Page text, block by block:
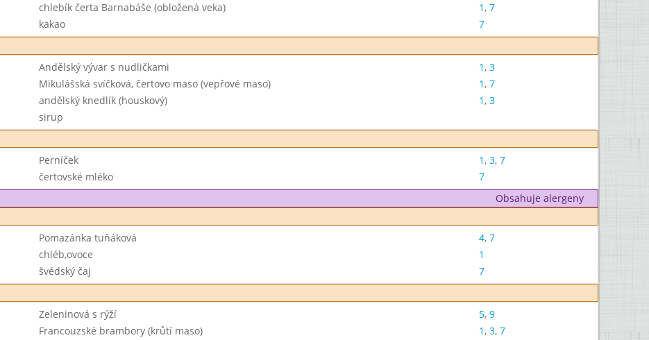
chlebík čerta Barnabáše (obložená veka) 1, 7
kakao
7
Andělský vývar s nudličkami 1, 3
Mikulášská svíčková, čertovo maso (vepřové maso) 1, 7
andělský knedlík (houskový) 1, 3
sirup
Perníček 1, 3, 7
čertovské mléko
7
Obsahuje alergeny
Pomazánka tuňáková 4, 7
chléb,ovoce
1
švédský čaj
7
Zeleninová s rýží 5, 9
Francouzské brambory (krůtí maso) 1, 3, 7